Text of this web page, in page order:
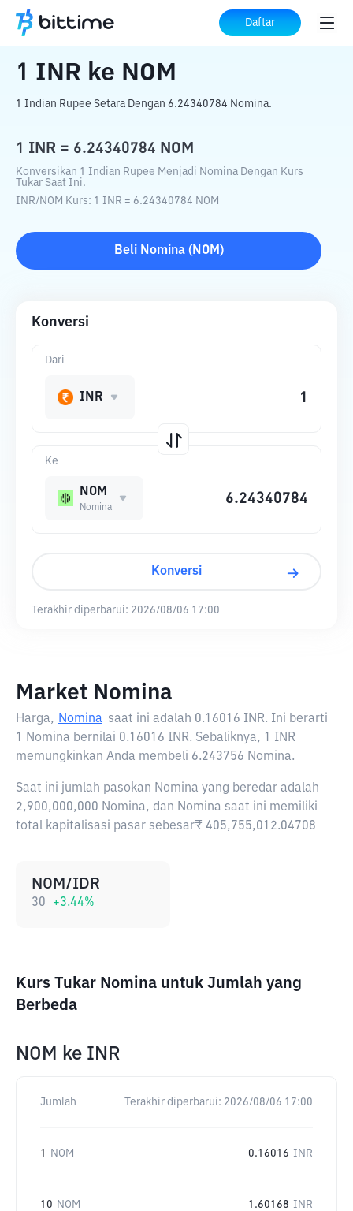
Daftar
Beranda Konverter Kripto ke NOM
1 INR ke NOM
1 Indian Rupee Setara Dengan 6.24340784 Nomina.
1 INR = 6.24340784 NOM
Konversikan 1 Indian Rupee Menjadi Nomina Dengan Kurs
Tukar Saat Ini.
INR/NOM Kurs: 1 INR = 6.24340784 NOM
Beli Nomina( NOM )
Konversi
Ke
NOM
Nomina
Dari
INR
Konversi
Terakhir diperbarui: 2026/08/06 17:00
Market Nomina
Harga, Nomina saat ini adalah 0.16016 INR. Ini berarti
1 Nomina bernilai 0.16016 INR. Sebaliknya, 1 INR
memungkinkan Anda membeli 6.243756 Nomina.
Saat ini jumlah pasokan Nomina yang beredar adalah
2,900,000,000 Nomina, dan Nomina saat ini memiliki
total kapitalisasi pasar sebesar₹ 405,755,012.04708
NOM/IDR
30 +3.44%
Kurs Tukar Nomina untuk Jumlah yang
Berbeda
NOM ke INR
Jumlah Terakhir diperbarui: 2026/08/06 17:00
1 NOM 0.16016 INR
10 NOM 1.60168 INR